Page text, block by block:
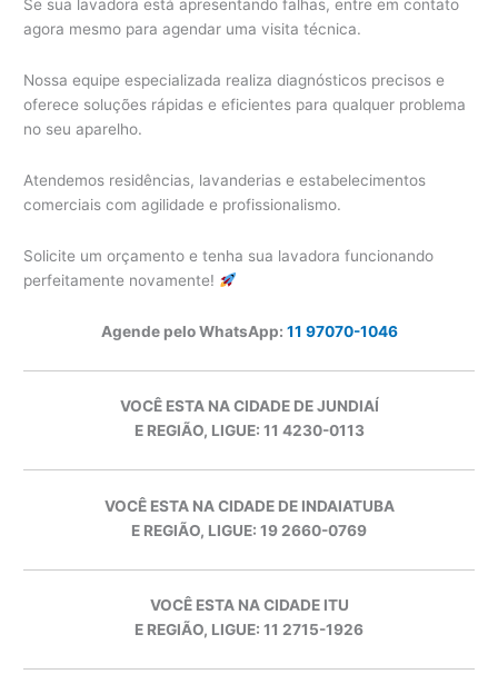
Se sua lavadora está apresentando falhas, entre em contato
agora mesmo para agendar uma visita técnica.
Nossa equipe especializada realiza diagnósticos precisos e
oferece soluções rápidas e eficientes para qualquer problema
no seu aparelho.
Atendemos residências, lavanderias e estabelecimentos
comerciais com agilidade e profissionalismo.
Solicite um orçamento e tenha sua lavadora funcionando
perfeitamente novamente!
Agende pelo WhatsApp: 11 97070-1046
VOCÊ ESTA NA CIDADE DE JUNDIAÍ
E REGIÃO, LIGUE: 11 4230-0113
VOCÊ ESTA NA CIDADE DE INDAIATUBA
E REGIÃO, LIGUE: 19 2660-0769
VOCÊ ESTA NA CIDADE ITU
E REGIÃO, LIGUE: 11 2715-1926